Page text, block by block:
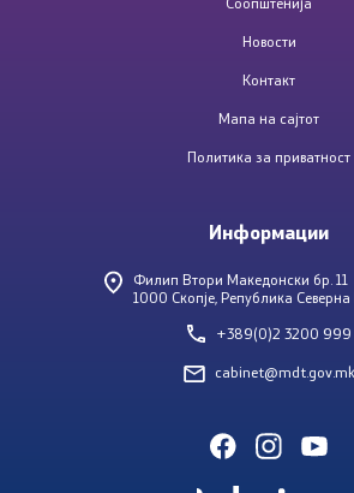
Новости
Контакт
Мапа на сајтот
Политика за приватност
Информации
Филип Втори Македонски бр. 11
1000 Скопје, Република
+389(0)2 3200 999
cabinet@mdt.gov.mk